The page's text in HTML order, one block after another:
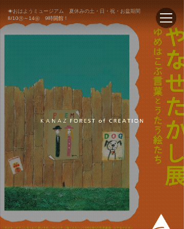
☀おはようミュージアム 夏休みの土・日・祝・お盆期間
8/10㊊～14㊎ 9時開館！